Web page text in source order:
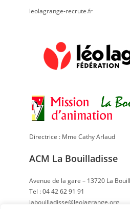
leolagrange-recrute.fr
Directrice : Mme Cathy Arlaud
ACM La Bouilladisse
Avenue de la gare – 13720 La
Tel : 04 42 62 91 91
labouilladisse@leolagrange.org